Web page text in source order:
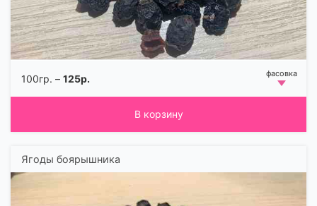
100гр. – 125р.
В корзину
Ягоды боярышника